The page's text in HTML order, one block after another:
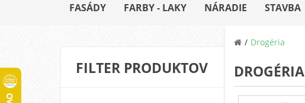
FASÁDY FARBY - LAKY NÁRADIE STAVBA
FILTER PRODUKTOV
Drogéria
DROGÉRIA